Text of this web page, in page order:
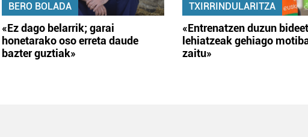
BERO BOLADA
«Ez dago belarrik; garai
honetarako oso erreta daude
bazter guztiak»
TXIRRINDULARITZA
«Entrenatzen duzun
lehiatzeak gehiago
zaitu»